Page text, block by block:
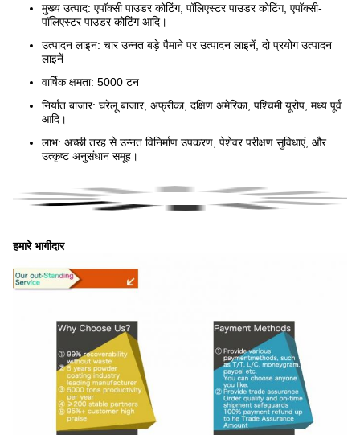
मुख्य उत्पाद: एपॉक्सी पाउडर कोटिंग, पॉलिएस्टर पाउडर कोटिंग, एपॉक्सी-
पॉलिएस्टर पाउडर कोटिंग आदि।
उत्पादन लाइन: चार उन्नत बड़े पैमाने पर उत्पादन लाइनें, दो प्रयोग उत्पादन
लाइनें
वार्षिक क्षमता: 5000 टन
निर्यात बाजार: घरेलू बाजार, अफ्रीका, दक्षिण अमेरिका, पश्चिमी यूरोप, मध्य पूर्व
आदि।
लाभ: अच्छी तरह से उन्नत विनिर्माण उपकरण, पेशेवर परीक्षण सुविधाएं, और
उत्कृष्ट अनुसंधान समूह।
हमारे भागीदार